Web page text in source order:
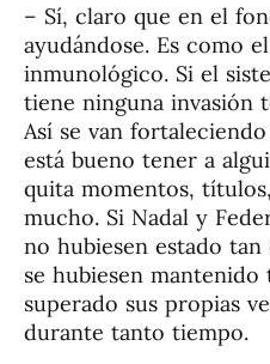
– Sí, claro que en el
ayudándose. Es como
inmunológico. Si el
tiene ninguna invasión
Así se van
está bueno tener a
quita momentos,
mucho. Si Nadal y
no hubiesen estado
se hubiesen
superado sus propias
durante tanto tiempo.